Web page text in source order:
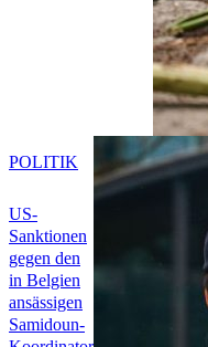
US-
Sanktionen
gegen den
in Belgien
ansässigen
Samidoun-
POLITIK